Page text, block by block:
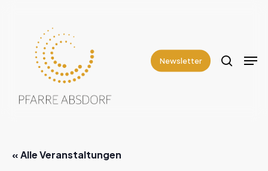
content
Newsletter
« Alle Veranstaltungen
Menu